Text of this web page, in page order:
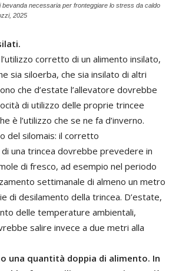
bevanda necessaria per fronteggiare lo stress da caldo
2025
corretto di un alimento insilato,
sia siloerba, che sia insilato di altri
che d’estate l’allevatore dovrebbe
di utilizzo delle proprie trincee
è l’utilizzo che se ne fa d’inverno.
del silomais: il corretto
una trincea dovrebbe prevedere in
di fresco, ad esempio nel periodo
settimanale di almeno un metro
di desilamento della trincea. D’estate,
delle temperature ambientali,
salire invece a due metri alla
una quantità doppia di alimento. In